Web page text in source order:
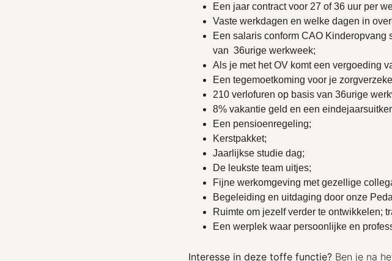
Een jaar contract voor 27 of 36 uur per
Vaste werkdagen en welke dagen in
Een salaris conform CAO Kinderopvang
van 36urige werkweek;
Als je met het OV komt een vergoeding
Een tegemoetkoming voor je
210 verlofuren op basis van 36urige
8% vakantie geld en een
Een pensioenregeling;
Kerstpakket;
Jaarlijkse studie dag;
De leukste team uitjes;
Fijne werkomgeving met gezellige
Begeleiding en uitdaging door onze
Ruimte om jezelf verder te ontwikkelen;
Een werplek waar persoonlijke en
Interesse in deze toffe functie? Ben je na